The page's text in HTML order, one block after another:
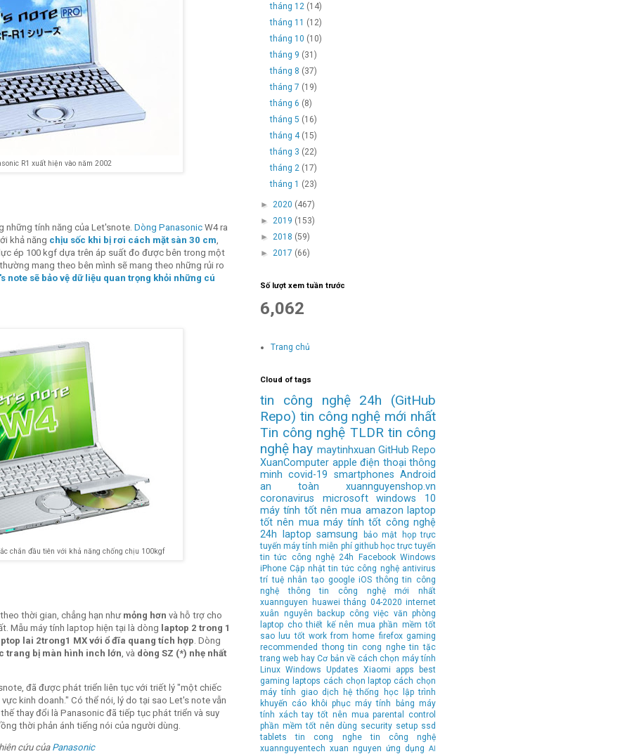
R1 xuất hiện vào năm 2002
những tính năng của Let'snote. Dòng Panasonic W4 ra
khả năng chịu sốc khi bị rơi cách mặt sàn 30 cm
ép 100 kgf dựa trên áp suất đo được bên trong một
mang theo bên mình sẽ mang theo những rủi ro
note sẽ bảo vệ dữ liệu quan trọng khỏi những cú
chắn đầu tiên với khả năng chống chịu 100kgf
thời gian, chẳng hạn như mỏng hơn và hỗ trợ cho
Mẫu máy tính laptop hiện tại là dòng laptop 2 trong 1
lai 2trong1 MX với ổ đĩa quang tích hợp . Dòng
trang bị màn hình inch lớn , và dòng SZ (*) nhẹ nhất
đã được phát triển liên tục với triết lý "một chiếc
kinh doanh." Có thể nói, lý do tại sao Let's note vẫn
thay đổi là Panasonic đã tiếp tục phát triển và suy
thời phản ánh tiếng nói của người dùng.
cứu củaPanasonic
tháng 12 (14)
tháng 11 (12)
tháng 10 (10)
tháng 9 (31)
tháng 8 (37)
tháng 7 (19)
tháng 6 (8)
tháng 5 (16)
tháng 4 (15)
tháng 3 (22)
tháng 2 (17)
tháng 1 (23)
► 2020 (467)
► 2019 (153)
► 2018 (59)
► 2017 (66)
Số lượt xem tuần trước
6,062
Trang chủ
Cloud of tags
tin công nghệ 24h
(GitHub
Repo) tin công nghệ mới nhất
Tin công nghệ TLDR tin công
nghệ hay maytinhxuan GitHub Repo
XuanComputer apple điện thoại thông
minh covid-19 smartphones Android
an toàn
xuannguyenshop.vn
coronavirus
microsoft
windows 10
máy tính tốt nên mua amazon laptop
tốt nên mua máy tính tốt công nghệ
24h
laptop samsung bảo mật
họp trực
tuyến máy tính miễn phí github học trực tuyến
tin tức công nghệ 24h Facebook Windows
iPhone Cập nhật tin tức công nghệ antivirus
trí tuệ nhân tạo google iOS thông tin công
nghệ
thông tin công nghệ mới nhất
xuannguyen
huawei tháng 04-2020 internet
xuân nguyên
backup công việc văn phòng
laptop cho thiết kế nên mua phần mềm tốt
sao lưu tốt work from home firefox gaming
recommended thong tin cong nghe tin tặc
trang web hay Cơ bản về cách chọn máy tính
Linux Windows Updates Xiaomi apps
best
gaming laptops cách chọn laptop cách chọn
máy tính
giao dịch hệ thống
học lập trình
khuyến cáo
khôi phục máy tính bảng máy
tính xách tay tốt nên mua parental control
phần mềm tốt nên dùng security setup ssd
tablets
tin cong nghe
tin công nghệ
xuannguyentech xuan nguyen ứng dụng AI